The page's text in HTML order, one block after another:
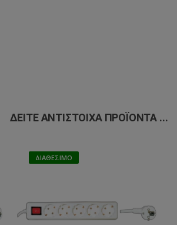
ΔΕΊΤΕ ΑΝΤΊΣΤΟΙΧΑ ΠΡΟΪΌΝΤΑ ...
ΔΙΑΘΈΣΙΜΟ